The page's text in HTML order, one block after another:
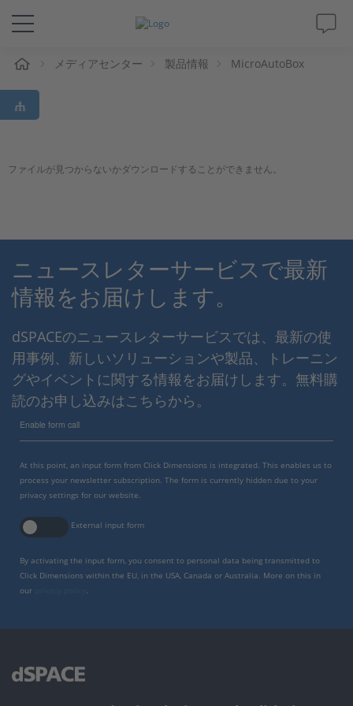
ソリューションと製品
サポート
動画
採用情報
メディアセンター 製品情報 MicroAutoBox
ファイルが見つからないかダウンロードすることができません。
ニュースレターサービスで最新
情報をお届けします。
dSPACEのニュースレターサービスでは、最新の使
用事例、新しいソリューションや製品、トレーニン
グやイベントに関する情報をお届けします。無料購
読のお申し込みはこちらから。
Enable form call
At this point, an input form from Click Dimensions is integrated. This enables us to
process your newsletter subscription. The form is currently hidden due to your
privacy settings for our website.
External input form
By activating the input form, you consent to personal data being transmitted to
Click Dimensions within the EU, in the USA, Canada or Australia. More on this in
our